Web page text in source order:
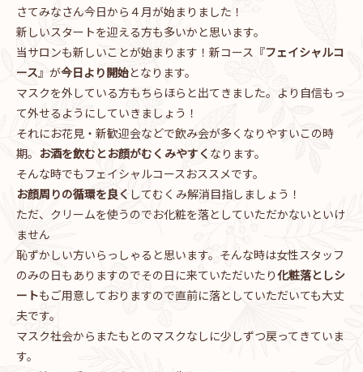
さてみなさん今日から４月が始まりました！
新しいスタートを迎える方も多いかと思います。
当サロンも新しいことが始まります！新コース『フェイシャルコ
ース』が今日より開始となります。
マスクを外している方もちらほらと出てきました。より自信もっ
て外せるようにしていきましょう！
それにお花見・新歓迎会などで飲み会が多くなりやすいこの時
期。 お酒を飲むとお顔がむくみやすく なります。
そんな時でもフェイシャルコースおススメです。
お顔周りの循環を良く してむくみ解消目指しましょう！
ただ、クリームを使うのでお化粧を落としていただかないといけ
ません
恥ずかしい方いらっしゃると思います。そんな時は女性スタッフ
のみの日もありますのでその日に来ていただいたり化粧落としシ
ートもご用意しておりますので直前に落としていただいても大丈
夫です。
マスク社会からまたもとのマスクなしに少しずつ戻ってきていま
す。